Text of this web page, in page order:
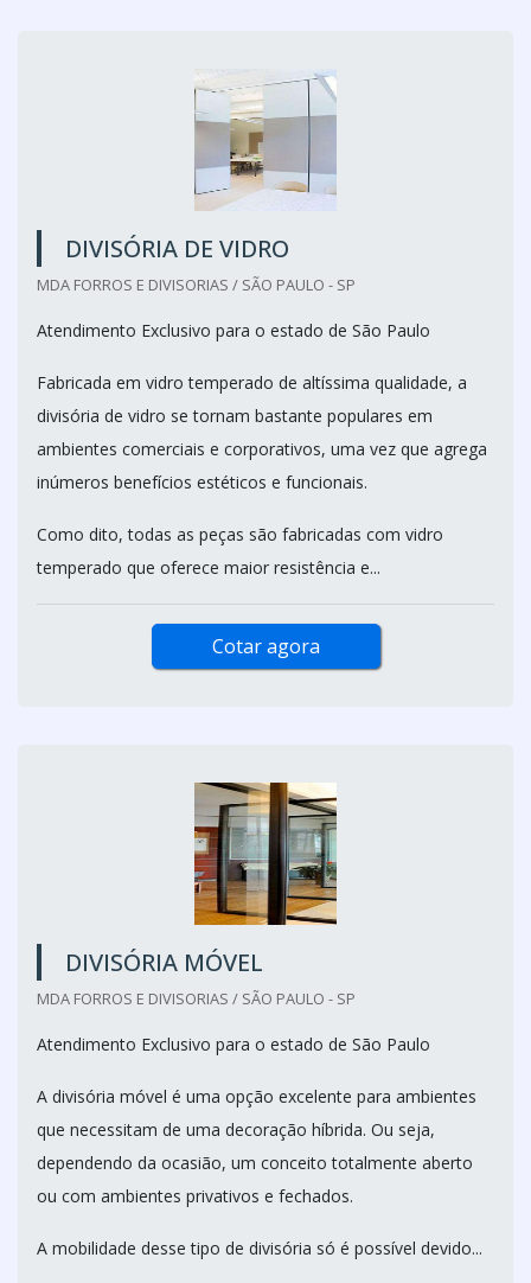
DIVISÓRIA DE VIDRO
MDA FORROS E DIVISORIAS / SÃO PAULO - SP
Atendimento Exclusivo para o estado de São Paulo
Fabricada em vidro temperado de altíssima qualidade, a
divisória de vidro se tornam bastante populares em
ambientes comerciais e corporativos, uma vez que agrega
inúmeros benefícios estéticos e funcionais.
Como dito, todas as peças são fabricadas com vidro
temperado que oferece maior resistência e...
Cotar agora
DIVISÓRIA MÓVEL
MDA FORROS E DIVISORIAS / SÃO PAULO - SP
Atendimento Exclusivo para o estado de São Paulo
A divisória móvel é uma opção excelente para ambientes
que necessitam de uma decoração híbrida. Ou seja,
dependendo da ocasião, um conceito totalmente aberto
ou com ambientes privativos e fechados.
A mobilidade desse tipo de divisória só é possível devido...